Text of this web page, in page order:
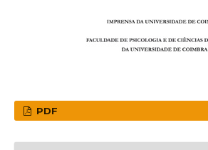
PDF